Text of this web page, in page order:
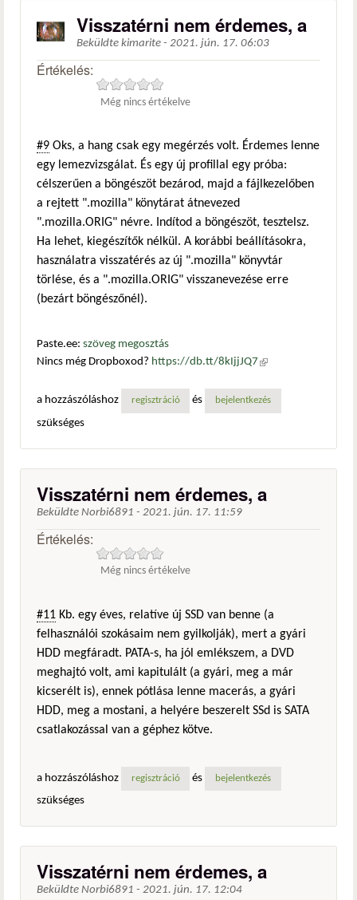
Visszatérni nem érdemes, a
Beküldte kimarite - 2021. jún. 17. 06:03
Értékelés:
Még nincs értékelve
#9 Oks, a hang csak egy megérzés volt. Érdemes lenne
egy lemezvizsgálat. És egy új profillal egy próba:
célszerűen a böngészöt bezárod, majd a fájlkezelőben
a rejtett ".mozilla" könytárat átnevezed
".mozilla.ORIG" névre. Indítod a böngészöt, tesztelsz.
Ha lehet, kiegészítők nélkül. A korábbi beállításokra,
használatra visszatérés az új ".mozilla" könyvtár
törlése, és a ".mozilla.ORIG" visszanevezése erre
(bezárt böngészőnél).
Paste.ee: szöveg megosztás
Nincs még Dropboxod? https://db.tt/8kIjjJQ7 (külső
a hozzászóláshoz
regisztráció és bejelentkezés
szükséges
Visszatérni nem érdemes, a
Beküldte Norbi6891 - 2021. jún. 17. 11:59
Értékelés:
Még nincs értékelve
#11 Kb. egy éves, relatíve új SSD van benne (a
felhasználói szokásaim nem gyilkolják), mert a gyári
HDD megfáradt. PATA-s, ha jól emlékszem, a DVD
meghajtó volt, ami kapitulált (a gyári, meg a már
kicserélt is), ennek pótlása lenne macerás, a gyári
HDD, meg a mostani, a helyére beszerelt SSd is SATA
csatlakozással van a géphez kötve.
a hozzászóláshoz regisztráció és bejelentkezés
szükséges
Visszatérni nem érdemes, a
Beküldte Norbi6891 - 2021. jún. 17. 12:04